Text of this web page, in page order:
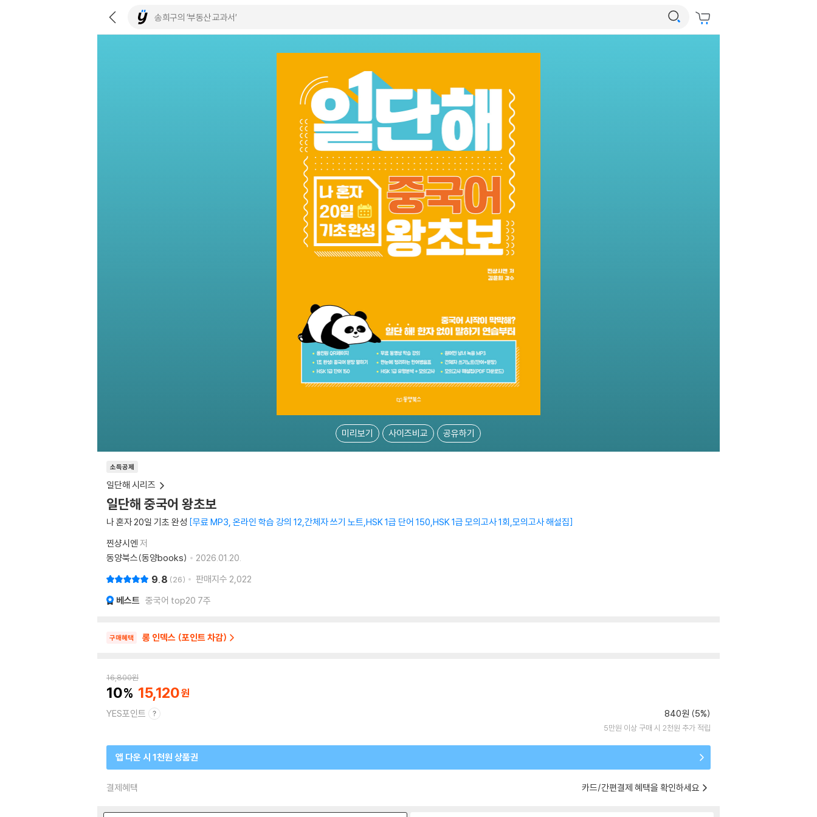
미리보기 사이즈비교 공유하기
소득공제
일단해 시리즈
일단해 중국어 왕초보
나 혼자 20일 기초 완성 무료 MP3, 온라인 학습 강의 12,간체자 쓰기 노트,HSK 1급 단어 150,HSK 1급 모의고사 1회,모의고사 해설집
찐샹시엔 저
동양북스(동양books)
2026.01.20.
9.8 26 판매지수 2,022
베스트 중국어 top20 7주
구매혜택 롱 인덱스 (포인트 차감)
16,800원
10 15,120
YES포인트 840원 (5%)
5만원 이상 구매 시 2천원 추가 적립
앱 다운 시 1천원 상품권
결제혜택 카드/간편결제 혜택을 확인하세요